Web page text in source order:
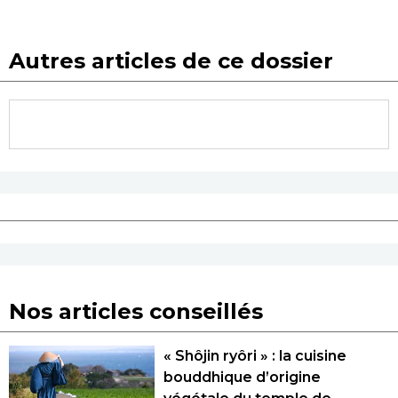
Autres articles de ce dossier
Nos articles conseillés
« Shôjin ryôri » : la cuisine
bouddhique d’origine